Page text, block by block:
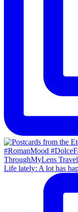
Life lately: A lot has